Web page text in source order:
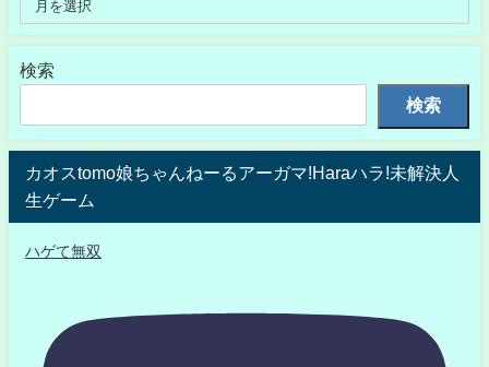
検索
検索
カオスtomo娘ちゃんねーるアーガマ!Haraハラ!未解決人
生ゲーム
ハゲて無双